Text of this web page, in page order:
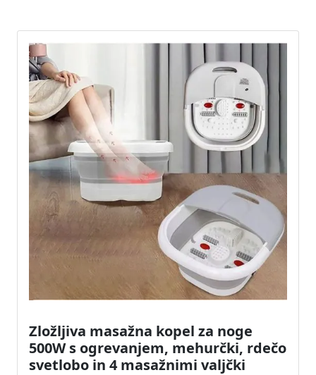
Zložljiva masažna kopel za noge
500W s ogrevanjem, mehurčki, rdečo
svetlobo in 4 masažnimi valjčki